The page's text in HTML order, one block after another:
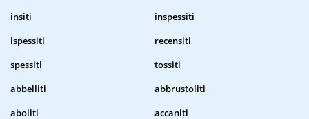
insiti
inspessiti
ispessiti
recensiti
spessiti
tossiti
abbelliti
abbrustoliti
aboliti
accaniti